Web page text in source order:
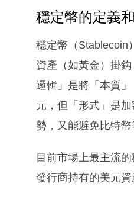
穩定幣的定義
穩定幣（Stablecoin
資產（如黃金）掛
邏輯」是將「本質
元，但「形式」是
勢，又能避免比特幣
目前市場上最主流
發行商持有的美元